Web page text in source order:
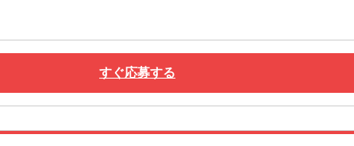
すぐ応募する